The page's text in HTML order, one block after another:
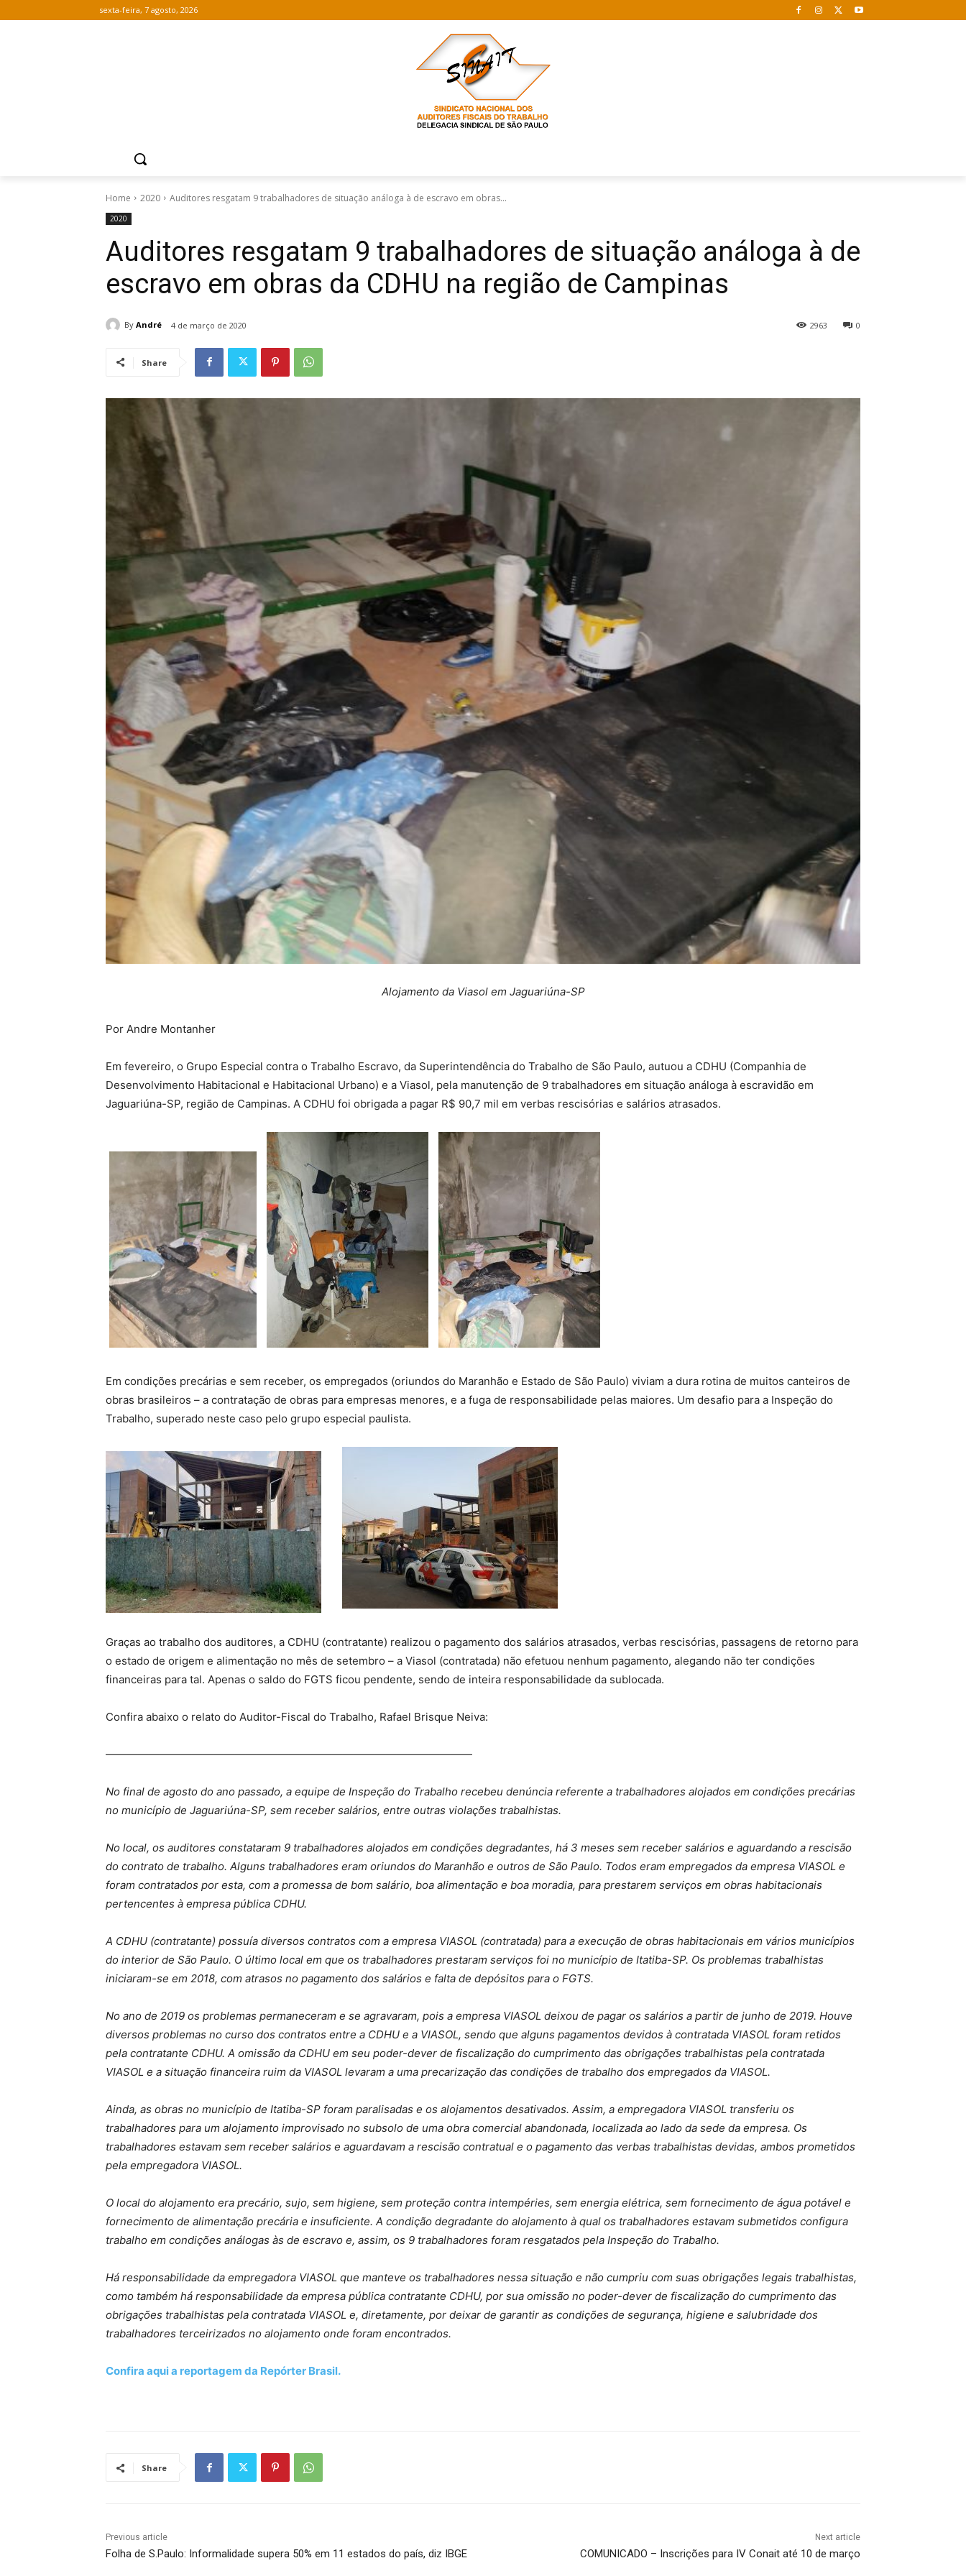
sexta-feira, 7 agosto, 2026
Home 2020 Auditores resgatam 9 trabalhadores de situação análoga à de escravo em obras...
2020
Auditores resgatam 9 trabalhadores de situação análoga à de
escravo em obras da CDHU na região de Campinas
By André 4 de março de 2020 0
2963
Share
Alojamento da Viasol em Jaguariúna-SP
Por Andre Montanher
Em fevereiro, o Grupo Especial contra o Trabalho Escravo, da Superintendência do Trabalho de São Paulo, autuou a CDHU (Companhia de
Desenvolvimento Habitacional e Habitacional Urbano) e a Viasol, pela manutenção de 9 trabalhadores em situação análoga à escravidão em
Jaguariúna-SP, região de Campinas. A CDHU foi obrigada a pagar R$ 90,7 mil em verbas rescisórias e salários atrasados.
Em condições precárias e sem receber, os empregados (oriundos do Maranhão e Estado de São Paulo) viviam a dura rotina de muitos canteiros de
obras brasileiros – a contratação de obras para empresas menores, e a fuga de responsabilidade pelas maiores. Um desafio para a Inspeção do
Trabalho, superado neste caso pelo grupo especial paulista.
Graças ao trabalho dos auditores, a CDHU (contratante) realizou o pagamento dos salários atrasados, verbas rescisórias, passagens de retorno para
o estado de origem e alimentação no mês de setembro – a Viasol (contratada) não efetuou nenhum pagamento, alegando não ter condições
financeiras para tal. Apenas o saldo do FGTS ficou pendente, sendo de inteira responsabilidade da sublocada.
Confira abaixo o relato do Auditor-Fiscal do Trabalho, Rafael Brisque Neiva:
——————————————————————————————————
No final de agosto do ano passado, a equipe de Inspeção do Trabalho recebeu denúncia referente a trabalhadores alojados em condições precárias
no município de Jaguariúna-SP, sem receber salários, entre outras violações trabalhistas.
No local, os auditores constataram 9 trabalhadores alojados em condições degradantes, há 3 meses sem receber salários e aguardando a rescisão
do contrato de trabalho. Alguns trabalhadores eram oriundos do Maranhão e outros de São Paulo. Todos eram empregados da empresa VIASOL e
foram contratados por esta, com a promessa de bom salário, boa alimentação e boa moradia, para prestarem serviços em obras habitacionais
pertencentes à empresa pública CDHU.
A CDHU (contratante) possuía diversos contratos com a empresa VIASOL (contratada) para a execução de obras habitacionais em vários municípios
do interior de São Paulo. O último local em que os trabalhadores prestaram serviços foi no município de Itatiba-SP. Os problemas trabalhistas
iniciaram-se em 2018, com atrasos no pagamento dos salários e falta de depósitos para o FGTS.
No ano de 2019 os problemas permaneceram e se agravaram, pois a empresa VIASOL deixou de pagar os salários a partir de junho de 2019. Houve
diversos problemas no curso dos contratos entre a CDHU e a VIASOL, sendo que alguns pagamentos devidos à contratada VIASOL foram retidos
pela contratante CDHU. A omissão da CDHU em seu poder-dever de fiscalização do cumprimento das obrigações trabalhistas pela contratada
VIASOL e a situação financeira ruim da VIASOL levaram a uma precarização das condições de trabalho dos empregados da VIASOL.
Ainda, as obras no município de Itatiba-SP foram paralisadas e os alojamentos desativados. Assim, a empregadora VIASOL transferiu os
trabalhadores para um alojamento improvisado no subsolo de uma obra comercial abandonada, localizada ao lado da sede da empresa. Os
trabalhadores estavam sem receber salários e aguardavam a rescisão contratual e o pagamento das verbas trabalhistas devidas, ambos prometidos
pela empregadora VIASOL.
O local do alojamento era precário, sujo, sem higiene, sem proteção contra intempéries, sem energia elétrica, sem fornecimento de água potável e
fornecimento de alimentação precária e insuficiente. A condição degradante do alojamento à qual os trabalhadores estavam submetidos configura
trabalho em condições análogas às de escravo e, assim, os 9 trabalhadores foram resgatados pela Inspeção do Trabalho.
Há responsabilidade da empregadora VIASOL que manteve os trabalhadores nessa situação e não cumpriu com suas obrigações legais trabalhistas,
como também há responsabilidade da empresa pública contratante CDHU, por sua omissão no poder-dever de fiscalização do cumprimento das
obrigações trabalhistas pela contratada VIASOL e, diretamente, por deixar de garantir as condições de segurança, higiene e salubridade dos
trabalhadores terceirizados no alojamento onde foram encontrados.
Confira aqui a reportagem da Repórter Brasil.
Share
Previous article
Folha de S.Paulo: Informalidade supera 50% em 11 estados do país, diz IBGE
Next article
COMUNICADO – Inscrições para IV Conait até 10 de março